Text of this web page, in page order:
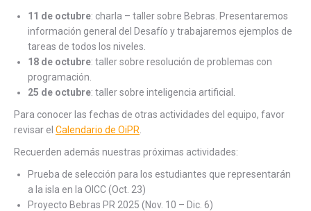
11 de octubre: charla – taller sobre Bebras. Presentaremos
información general del Desafío y trabajaremos ejemplos de
tareas de todos los niveles.
18 de octubre: taller sobre resolución de problemas con
programación.
25 de octubre: taller sobre inteligencia artificial.
Para conocer las fechas de otras actividades del equipo, favor
revisar el Calendario de OiPR
Recuerden además nuestras próximas actividades:
Prueba de selección para los estudiantes que representarán
a la isla en la OICC (Oct. 23)
Proyecto Bebras PR 2025 (Nov. 10 – Dic. 6)